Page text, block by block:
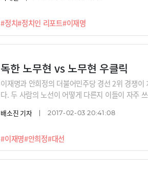
#정치#정치인 리포트#이재명
독한 노무현 vs 노무현 우클릭
#이재명#안희정#대선
이재명과 안희정의 더불어민주당 경선 2위 경쟁
다. 두 사람의 노선이 어떻게 다른지 이들이 자주
배소진 기자 2017-02-03 20:41:08